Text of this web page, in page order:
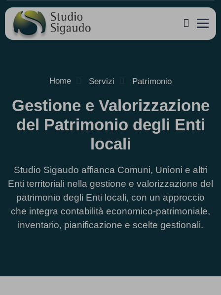
Home Servizi Patrimonio
Gestione e Valorizzazione
del Patrimonio degli Enti
locali
Studio Sigaudo affianca Comuni, Unioni e altri
Enti territoriali nella gestione e valorizzazione del
patrimonio degli Enti locali, con un approccio
che integra contabilità economico-patrimoniale,
inventario, pianificazione e scelte gestionali.